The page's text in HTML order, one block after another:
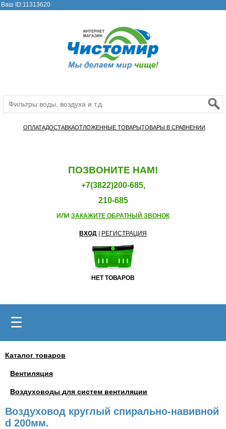
Ваш ID:11313620
ОПЛАТАДОСТАВКАОТЛОЖЕННЫЕ ТОВАРЫТОВАРЫ В СРАВНЕНИИ
ПОЗВОНИТЕ НАМ!
+7(3822)200-685,
210-685
ИЛИ ЗАКАЖИТЕ ОБРАТНЫЙ ЗВОНОК
ВХОД РЕГИСТРАЦИЯ
НЕТ ТОВАРОВ
☰
Каталог товаров
Вентиляция
Воздуховоды для систем вентиляции
Воздуховод круглый спирально-навивной
d 200мм.